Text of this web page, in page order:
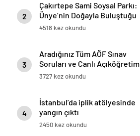
2
Çakırtepe Sami Soysal Parkı:
Ünye’nin Doğayla Buluştuğu
Eşsiz Seyir Terası
4518 kez okundu
3
Aradığınız Tüm AÖF Sınav
Soruları ve Canlı Açıköğretim
Forumu Burada
3727 kez okundu
4
İstanbul’da iplik atölyesinde
yangın çıktı
2450 kez okundu